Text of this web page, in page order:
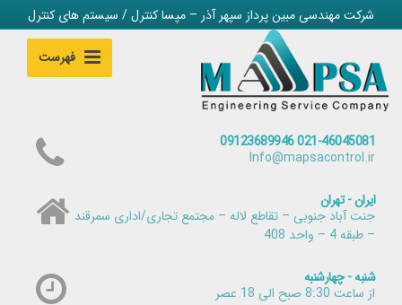
شرکت مهندسی مبین پرداز سپهر آذر – مپسا کنترل / سیستم های کنترل
فهرست
021-46045081 09123689946
Info@mapsacontrol.ir
ایران - تهران
جنت آباد جنوبی – تقاطع لاله – مجتمع تجاری/اداری سمرقند
– طبقه 4 – واحد 408
شنبه - چهارشنبه
از ساعت 8:30 صبح الی 18 عصر